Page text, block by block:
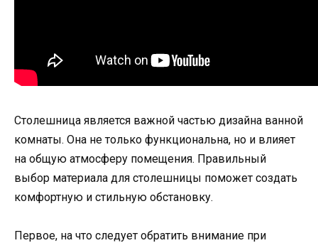
Столешница является важной частью дизайна ванной
комнаты. Она не только функциональна, но и влияет
на общую атмосферу помещения. Правильный
выбор материала для столешницы поможет создать
комфортную и стильную обстановку.
Первое, на что следует обратить внимание при